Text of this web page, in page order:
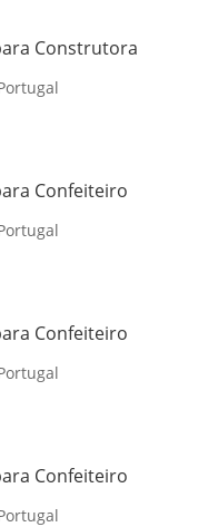
Construtora
Confeiteiro
Confeiteiro
Confeiteiro